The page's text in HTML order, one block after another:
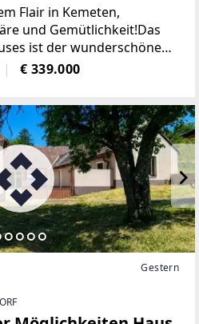
Flair in Kemeten,
und Gemütlichkeit!Das
ist der wunderschöne
Rückzugsort für
gesellige Stunden mit
€ 339.000
Gestern